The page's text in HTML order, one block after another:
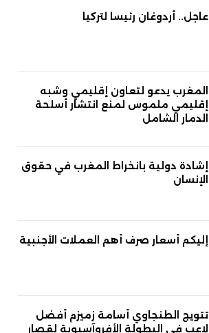
عاجل.. أردوغان رئيسا لتركيا
المغرب يدعو لتعاون إقليمي وشبه
إقليمي ملموس لمنع انتشار أسلحة
الدمار الشامل
إشادة دولية بانخراط المغرب في حقوق
الإنسان
إليكم أسعار صرف أهم العملات الأجنبية
تتويج الطنجاوي أسامة زميزم أفضل
لاعب في البطولة الأفروآسيوية لقصار